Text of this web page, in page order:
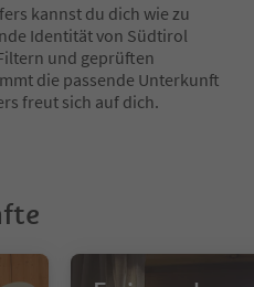
kannst du dich wie zu
Identität von Südtirol
und geprüften
die passende Unterkunft
freut sich auf dich.